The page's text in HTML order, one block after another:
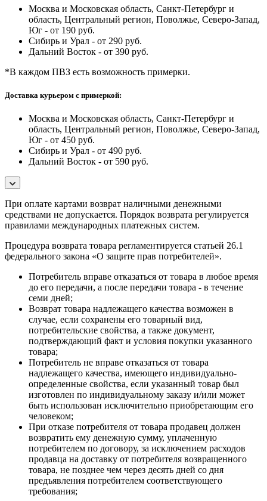
Москва и Московская область, Санкт-Петербург и
область, Центральный регион, Поволжье, Северо-Запад,
Юг - от 190 руб.
Сибирь и Урал - от 290 руб.
Дальний Восток - от 390 руб.
*В каждом ПВЗ есть возможность примерки.
Доставка курьером с примеркой:
Москва и Московская область, Санкт-Петербург и
область, Центральный регион, Поволжье, Северо-Запад,
Юг - от 450 руб.
Сибирь и Урал - от 490 руб.
Дальний Восток - от 590 руб.
При оплате картами возврат наличными денежными
средствами не допускается. Порядок возврата регулируется
правилами международных платежных систем.
Процедура возврата товара регламентируется статьей 26.1
федерального закона «О защите прав потребителей».
Потребитель вправе отказаться от товара в любое время
до его передачи, а после передачи товара - в течение
семи дней;
Возврат товара надлежащего качества возможен в
случае, если сохранены его товарный вид,
потребительские свойства, а также документ,
подтверждающий факт и условия покупки указанного
товара;
Потребитель не вправе отказаться от товара
надлежащего качества, имеющего индивидуально-
определенные свойства, если указанный товар был
изготовлен по индивидуальному заказу и/или может
быть использован исключительно приобретающим его
человеком;
При отказе потребителя от товара продавец должен
возвратить ему денежную сумму, уплаченную
потребителем по договору, за исключением расходов
продавца на доставку от потребителя возвращенного
товара, не позднее чем через десять дней со дня
предъявления потребителем соответствующего
требования;